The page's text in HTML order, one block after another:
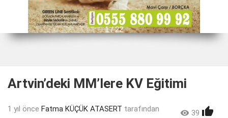
1 / 22
Artvin’deki MM’lere KV Eğitimi
1 yıl önce Fatma KÜÇÜK ATASERT tarafından  39 